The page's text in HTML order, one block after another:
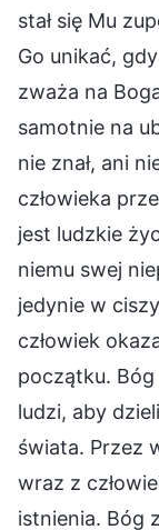
stał się Mu
Go unikać,
zważa na
samotnie na
nie znał, ani
człowieka
jest ludzkie
niemu swej
jedynie w
człowiek
początku.
ludzi, aby
świata. Przez
wraz z
istnienia. Bóg